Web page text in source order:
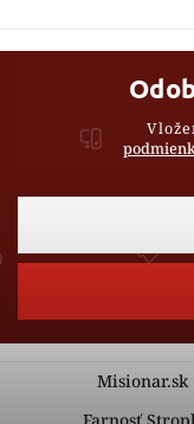
Misionar.sk